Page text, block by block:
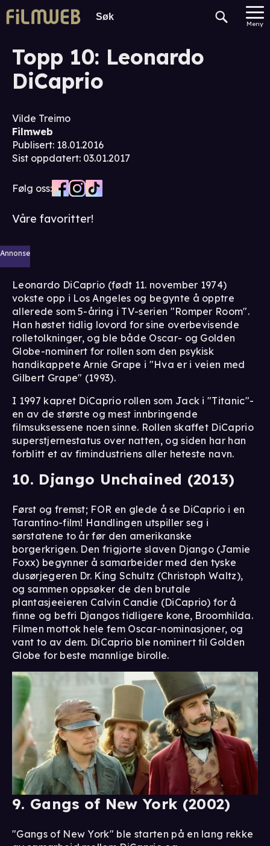
Meny
Topp 10: Leonardo
DiCaprio
Vilde Treimo
Filmweb
Publisert: 18.01.2016
Sist oppdatert: 03.01.2017
Følg oss:
Våre favoritter!
Annonse
Leonardo DiCaprio (født 11. november 1974)
vokste opp i Los Angeles og begynte å opptre
allerede som 5-åring i TV-serien "Romper Room".
Han høstet tidlig lovord for sine overbevisende
rolletolkninger, og ble både Oscar- og Golden
Globe-nominert for rollen som den psykisk
handikappete Arnie Grape i "Hva er i veien med
Gilbert Grape" (1993).
I 1997 kapret DiCaprio rollen som Jack i "Titanic"-
en av de største og mest innbringende
filmsuksessene noen sinne. Rollen skaffet DiCaprio
superstjernestatus over natten, og siden har han
forblitt et av fimindustriens aller heteste navn.
10. Django Unchained (2013)
Først og fremst; FOR en glede å se DiCaprio i en
Tarantino-film! Handlingen utspiller seg i
sørstatene to år før den amerikanske
borgerkrigen. Den frigjorte slaven Django (Jamie
Foxx) begynner å samarbeider med den tyske
dusørjegeren Dr. King Schultz (Christoph Waltz),
og sammen oppsøker de den brutale
plantasjeeieren Calvin Candie (DiCaprio) for å
finne og befri Djangos tidligere kone, Broomhilda.
Filmen mottok hele fem Oscar-nominasjoner, og
vant to av dem. DiCaprio ble nominert til Golden
Globe for beste mannlige birolle.
9. Gangs of New York (2002)
"Gangs of New York" ble starten på en lang rekke